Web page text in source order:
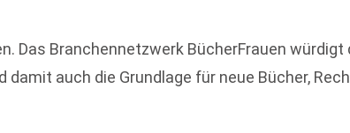
Das Branchennetzwerk BücherFrauen würdigt
auch die Grundlage für neue Bücher,